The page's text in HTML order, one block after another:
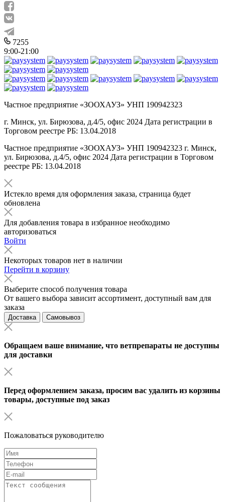
7255
9:00-21:00
Частное предприятие «ЗООХАУЗ» УНП 190942323
г. Минск, ул. Бирюзова, д.4/5, офис 2024 Дата регистрации в
Торговом реестре РБ: 13.04.2018
Частное предприятие «ЗООХАУЗ» УНП 190942323 г. Минск,
ул. Бирюзова, д.4/5, офис 2024 Дата регистрации в Торговом
реестре РБ: 13.04.2018
Истекло время для оформления заказа, страница будет
обновлена
Для добавления товара в избранное необходимо
авторизоваться
Войти
Некоторых товаров нет в наличии
Перейти в корзину
Выберите способ получения товара
От вашего выбора зависит ассортимент, доступный вам для
заказа
Доставка Самовывоз
Обращаем ваше внимание, что ветпрепараты не доступны
для доставки
Перед оформлением заказа, просим вас удалить из корзины
товары, доступные под заказ
Пожаловаться руководителю